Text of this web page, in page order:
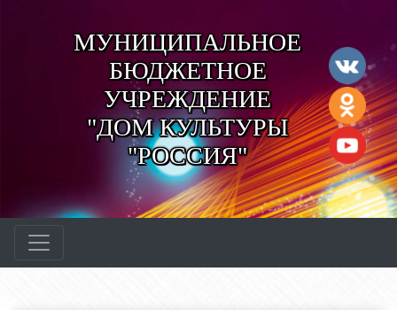
МУНИЦИПАЛЬНОЕ
БЮДЖЕТНОЕ
УЧРЕЖДЕНИЕ
"ДОМ КУЛЬТУРЫ
"РОССИЯ"